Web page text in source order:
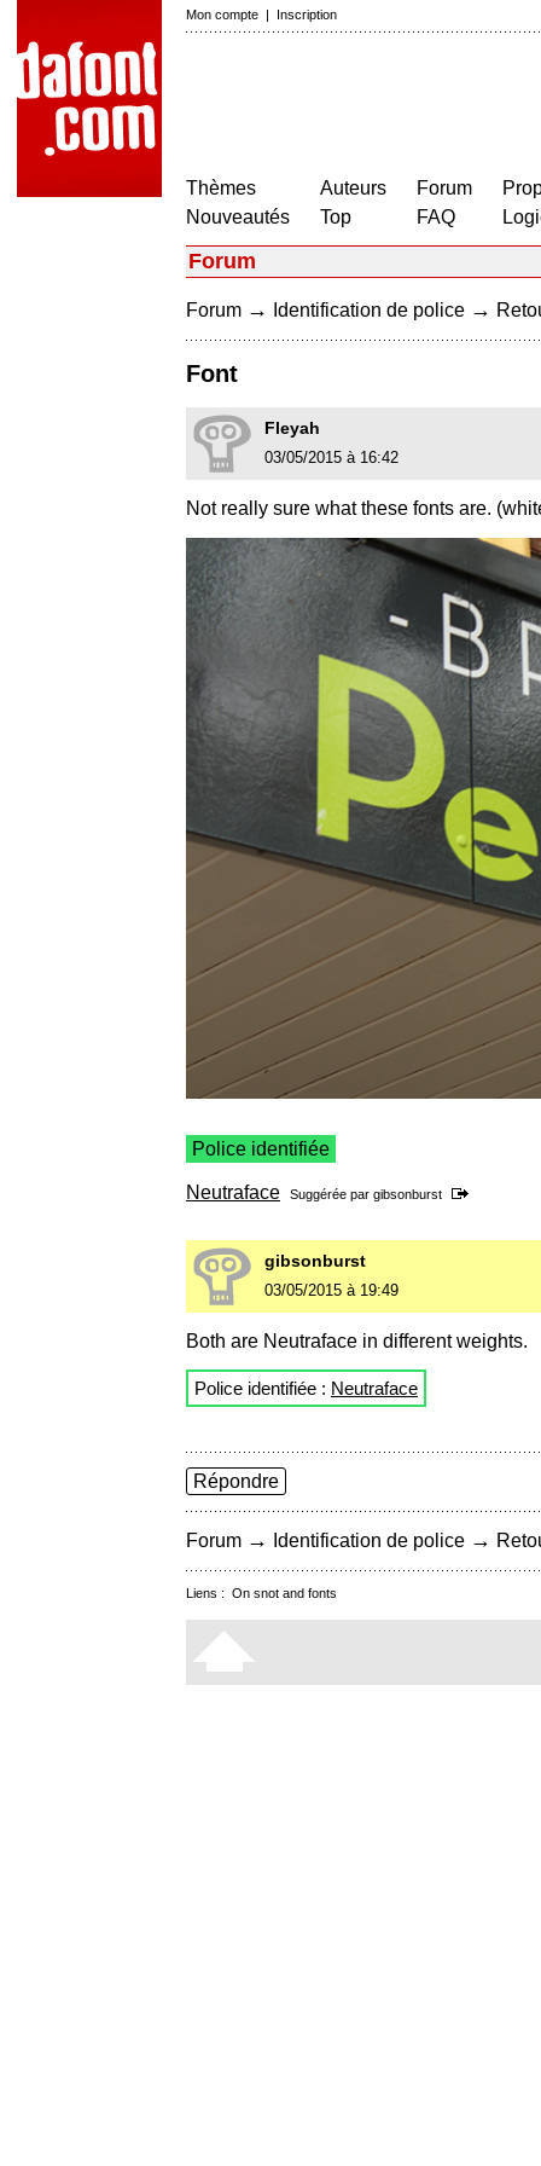
Mon compte | Inscription
Thèmes
Nouveautés
Auteurs
Top
Forum
FAQ
Forum
Forum → Identification de police →
Font
Fleyah
03/05/2015 à 16:42
Not really sure what these fonts are.
Police identifiée
Neutraface Suggérée par gibsonburst
gibsonburst
03/05/2015 à 19:49
Both are Neutraface in different weights.
Police identifiée : Neutraface
Répondre
Forum → Identification de police →
Liens : On snot and fonts